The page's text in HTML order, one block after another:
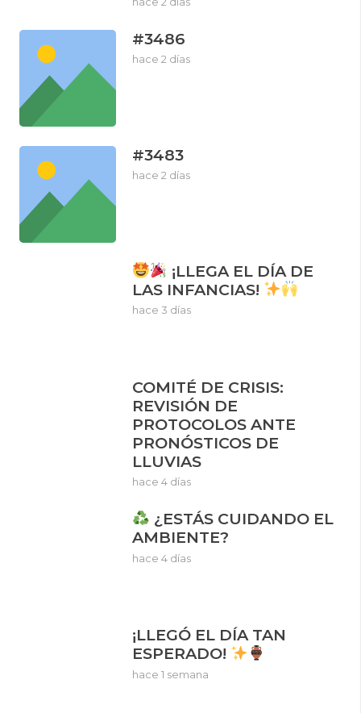
#3486
hace 2 días
#3483
hace 2 días
¡LLEGA EL DÍA DE
LAS INFANCIAS!
hace 3 días
COMITÉ DE CRISIS:
REVISIÓN DE
PROTOCOLOS ANTE
PRONÓSTICOS DE
LLUVIAS
hace 4 días
¿ESTÁS CUIDANDO EL
AMBIENTE?
hace 4 días
¡LLEGÓ EL DÍA TAN
ESPERADO!
hace 1 semana